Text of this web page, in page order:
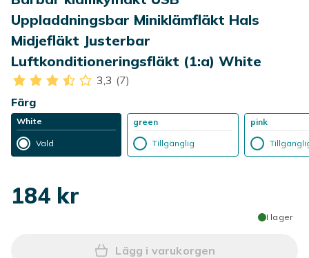
Uppladdningsbar Miniklämfläkt Hals
Midjefläkt Justerbar
Luftkonditioneringsfläkt (1:a) White
3,3 (7)
Färg
White
Vald
green
Tillgänglig
pink
184 kr
I lager
Lägg i varukorgen